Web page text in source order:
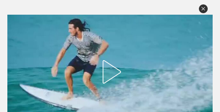
מה שעובר עליי
שומרים על הגוף
פיננסי וכלכלה
בין הסדינים